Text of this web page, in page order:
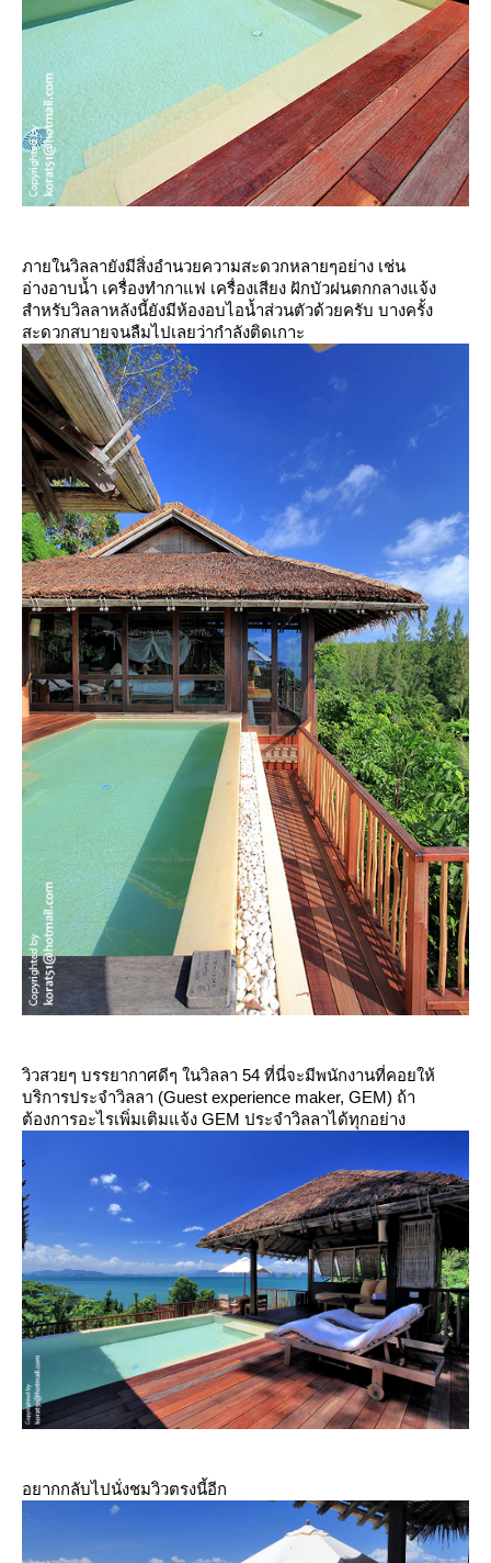
ภายในวิลลายังมีสิ่งอำนวยความสะดวกหลายๆอย่าง เช่น
อ่างอาบน้ำ เครื่องทำกาแฟ เครื่องเสียง ฝักบัวฝนตกกลางแจ้ง
สำหรับวิลลาหลังนี้ยังมีห้องอบไอน้ำส่วนตัวด้วยครับ บางครั้ง
สะดวกสบายจนลืมไปเลยว่ากำลังติดเกาะ
วิวสวยๆ บรรยากาศดีๆ ในวิลลา 54 ที่นี่จะมีพนักงานที่คอยให้
บริการประจำวิลลา (Guest experience maker, GEM) ถ้า
ต้องการอะไรเพิ่มเติมแจ้ง GEM ประจำวิลลาได้ทุกอย่าง
อยากกลับไปนั่งชมวิวตรงนี้อีก